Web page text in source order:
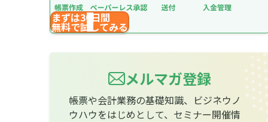
まずは30日間
無料で試してみる
メルマガ登録
帳票や会計業務の基礎知識、ビジネウノ
ウハウをはじめとして、セミナー開催情